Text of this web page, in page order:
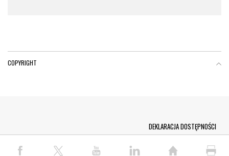
COPYRIGHT
© COPYRIGHT PAP 2026
DEKLARACJA DOSTĘPNOŚCI